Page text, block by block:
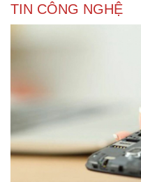
TIN CÔNG NGHỆ